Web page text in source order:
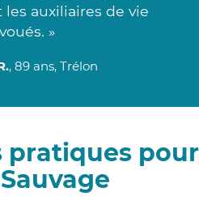
auxiliaires de vie
»
, 89 ans, Trélon
pratiques pour